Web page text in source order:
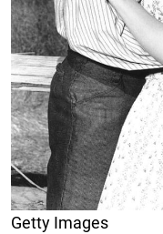
Getty Images